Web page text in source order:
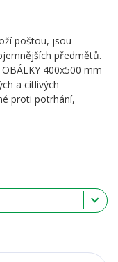
poštou, jsou
předmětů.
400x500 mm
a citlivých
proti potrhání,